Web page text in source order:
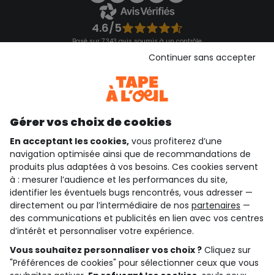
4.6/5
Basé sur 7 343 avis soumis à un contrôle
Consulter les CGU
qui sommes-nous ?
besoin d'aide ?
le club fidélité
notre catalogue
Gérer vos choix de cookies
En acceptant les cookies, vous profiterez d’une
navigation optimisée ainsi que de recommandations de
produits plus adaptées à vos besoins. Ces cookies servent
à : mesurer l’audience et les performances du site,
identifier les éventuels bugs rencontrés, vous adresser —
directement ou par l’intermédiaire de nos partenaires —
des communications et publicités en lien avec vos centres
d’intérêt et personnaliser votre expérience.
Vous souhaitez personnaliser vos choix ? Cliquez sur
"Préférences de cookies" pour sélectionner ceux que vous
Continuer sans accepter